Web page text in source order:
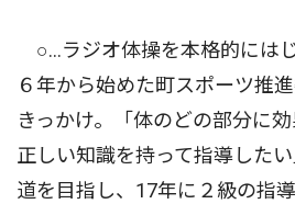
○…ラジオ体操を本格的には
６年から始めた町スポーツ推
きっかけ。「体のどの部分に効
正しい知識を持って指導した
道を目指し、17年に２級の指